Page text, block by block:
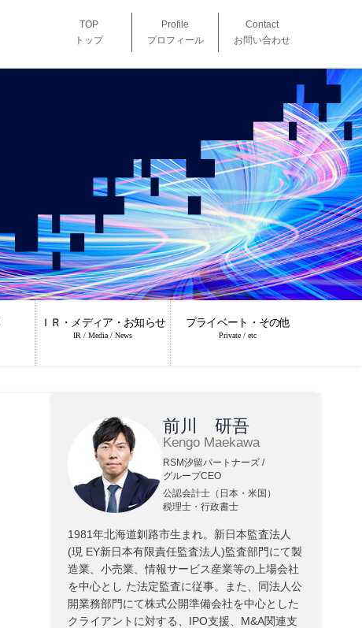
TOP
トップ
Profile
プロフィール
Contact
お問い合わせ
ＩＲ・メディア・お知らせ
IR / Media / News
プライベート・その他
Private / etc
前川 研吾
Kengo Maekawa
RSM汐留パートナーズ /
グループCEO
公認会計士（日本・米国）
税理士・行政書士
1981年北海道釧路市生まれ。新日本監査法人
(現 EY新日本有限責任監査法人)監査部門にて製
造業、小売業、情報サービス産業等の上場会社
を中心とし た法定監査に従事。また、同法人公
開業務部門にて株式公開準備会社を中心とした
クライアントに対する、IPO支援、M&A関連支